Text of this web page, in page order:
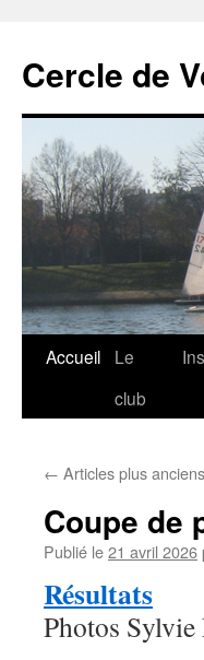
Cercle de
Aller
Accueil
Le
club
← Articles plus anciens
Coupe de
Publié le21 avril 2026
Résultats
Photos